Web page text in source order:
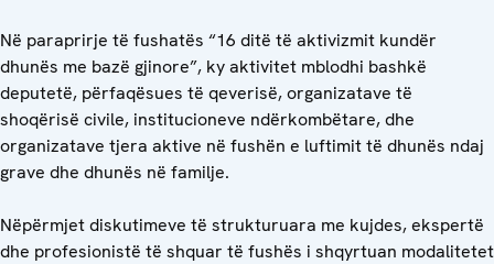
Në paraprirje të fushatës “16 ditë të aktivizmit kundër
dhunës me bazë gjinore”, ky aktivitet mblodhi bashkë
deputetë, përfaqësues të qeverisë, organizatave të
shoqërisë civile, institucioneve ndërkombëtare, dhe
organizatave tjera aktive në fushën e luftimit të dhunës ndaj
grave dhe dhunës në familje.
Nëpërmjet diskutimeve të strukturuara me kujdes, ekspertë
dhe profesionistë të shquar të fushës i shqyrtuan modalitetet